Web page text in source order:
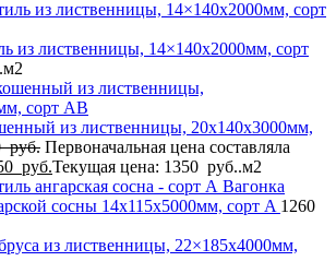
из лиственницы, 14×140x2000мм, сорт
м2
из лиственницы, 20x140x3000мм,
руб. Первоначальная цена составляла
руб.Текущая цена: 1350 руб..м2
Вагонка
сосны 14x115x5000мм, сорт A 1260